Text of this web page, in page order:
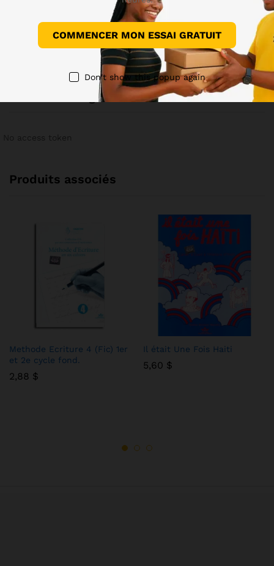
Renseignements
Il n'y a pas encore de demandes de renseignements.
Voir sur Instagram
Produits associés
Methode Ecriture 4 (Fic) 1er
et 2e cycle fond.
2,88 $
Il était Une Fois Haiti
5,60 $
COMMENCER MON ESSAI GRATUIT
Don't show this popup again